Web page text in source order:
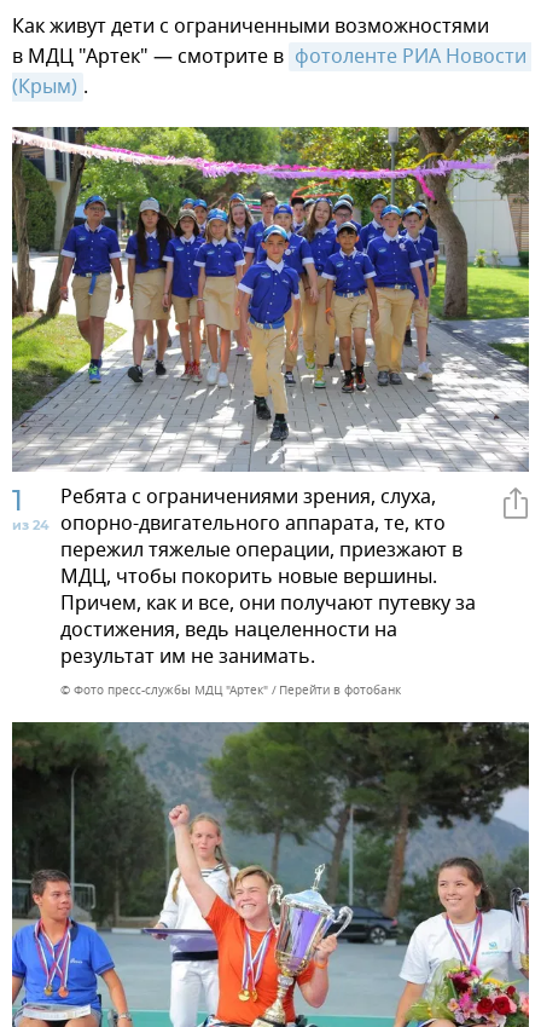
Как живут дети с ограниченными возможностями
в МДЦ "Артек" — смотрите в фотоленте РИА Новости
(Крым) .
1
из 24
Ребята с ограничениями зрения, слуха,
опорно-двигательного аппарата, те, кто
пережил тяжелые операции, приезжают в
МДЦ, чтобы покорить новые вершины.
Причем, как и все, они получают путевку за
достижения, ведь нацеленности на
результат им не занимать.
© Фото пресс-службы МДЦ "Артек" Перейти в фотобанк